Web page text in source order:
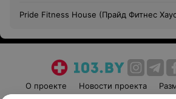
Pride Fitness House (Прайд Фитнес
О проекте Новости проекта